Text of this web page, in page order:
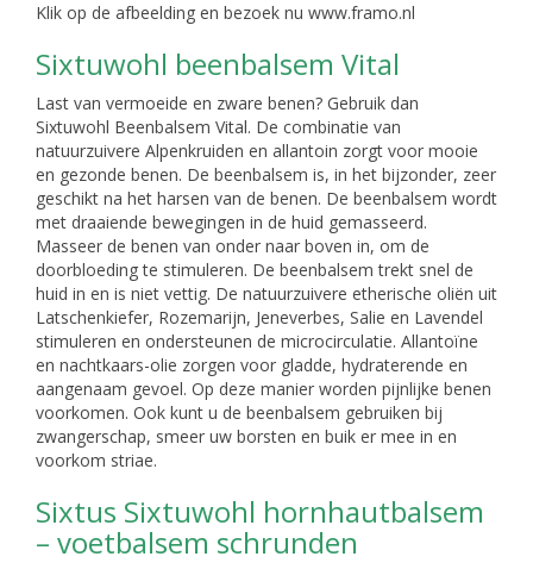
Klik op de afbeelding en bezoek nu www.framo.nl
Sixtuwohl beenbalsem Vital
Last van vermoeide en zware benen? Gebruik dan
Sixtuwohl Beenbalsem Vital. De combinatie van
natuurzuivere Alpenkruiden en allantoin zorgt voor mooie
en gezonde benen. De beenbalsem is, in het bijzonder, zeer
geschikt na het harsen van de benen. De beenbalsem wordt
met draaiende bewegingen in de huid gemasseerd.
Masseer de benen van onder naar boven in, om de
doorbloeding te stimuleren. De beenbalsem trekt snel de
huid in en is niet vettig. De natuurzuivere etherische oliën uit
Latschenkiefer, Rozemarijn, Jeneverbes, Salie en Lavendel
stimuleren en ondersteunen de microcirculatie. Allantoïne
en nachtkaars-olie zorgen voor gladde, hydraterende en
aangenaam gevoel. Op deze manier worden pijnlijke benen
voorkomen. Ook kunt u de beenbalsem gebruiken bij
zwangerschap, smeer uw borsten en buik er mee in en
voorkom striae.
Sixtus Sixtuwohl hornhautbalsem
– voetbalsem schrunden